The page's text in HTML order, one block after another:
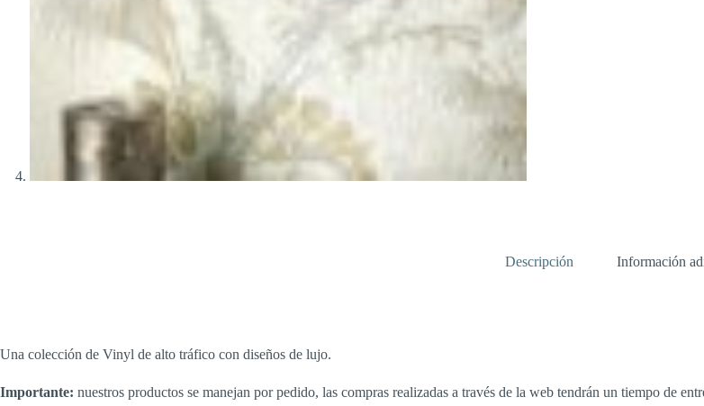
Descripción Información
Una colección de Vinyl de alto tráfico con diseños de lujo.
Importante: nuestros productos se manejan por pedido, las compras realizadas a través de la web tendrán un tiempo de